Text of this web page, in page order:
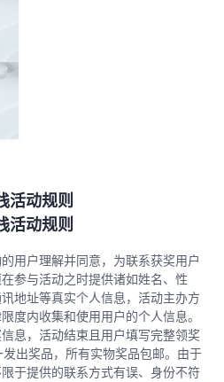
活动规则
活动规则
用户理解并同意，为联系获奖用户
参与活动之时提供诸如姓名、性
地址等真实个人信息，活动主办方
度内收集和使用用户的个人信息。
息，活动结束且用户填写完整领奖
出奖品，所有实物奖品包邮。由于
于提供的联系方式有误、身份不符